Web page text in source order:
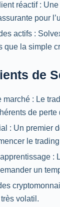
réactif :
pour
actifs :
que la simple
de
marché : Le
de perte
: Un premier
le trading
:
un
volatil.